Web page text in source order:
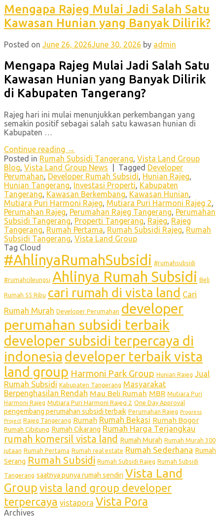
Mengapa Rajeg Mulai Jadi Salah Satu
Kawasan Hunian yang Banyak Dilirik?
Posted on June 26, 2026June 30, 2026 by admin
Mengapa Rajeg Mulai Jadi Salah Satu
Kawasan Hunian yang Banyak Dilirik
di Kabupaten Tangerang?
Rajeg hari ini mulai menunjukkan perkembangan yang
semakin positif sebagai salah satu kawasan hunian di
Kabupaten …
Continue reading →
Posted in Rumah Subsidi Tangerang Vista Land Group
Blog Vista Land Group News Tagged Developer
Perumahan Developer Rumah Subsidi Hunian Rajeg
Hunian Tangerang Investasi Properti Kabupaten
Tangerang Kawasan Berkembang Kawasan Hunian
Mutiara Puri Harmoni Rajeg Mutiara Puri Harmoni Rajeg 2
Perumahan Rajeg Perumahan Rajeg Tangerang Perumahan
Subsidi Tangerang Properti Tangerang Rajeg Rajeg
Tangerang Rumah Pertama Rumah Subsidi Rajeg Rumah
Subsidi Tangerang Vista Land Group
Tag Cloud
#AhlinyaRumahSubsidi #rumahsubsidi
#rumahcileungsi Ahlinya Rumah Subsidi Beli
Rumah 55 Ribu cari rumah di vista land Cari
Rumah Murah Developer Perumahan developer
perumahan subsidi terbaik
developer subsidi terpercaya di
indonesia developer terbaik vista
land group Harmoni Park Group Hunian Rajeg
Jual
Rumah Subsidi Kabupaten Tangerang Masyarakat
Berpenghasilan Rendah Mau Beli Rumah MBR Mutiara Puri
Harmoni Rajeg Mutiara Puri Harmoni Rajeg 2 One Day Approval
pengembang perumahan subsidi terbaik Perumahan Rajeg Progress
Project Rajeg Tangerang Rumah Rumah Bekasi Rumah Bogor
Rumah Cibitung Rumah Cikarang Rumah Harga Terjangkau
rumah komersil vista land Rumah Murah Rumah Murah 300
jutaan Rumah Pertama Rumah real estate Rumah Sederhana Rumah
Serang Rumah Subsidi Rumah Subsidi Rajeg Rumah Subsidi
Tangerang saatnya punya rumah sendiri Vista Land
Group vista land group developer
terpercaya vistapora Vista Pora
Archives